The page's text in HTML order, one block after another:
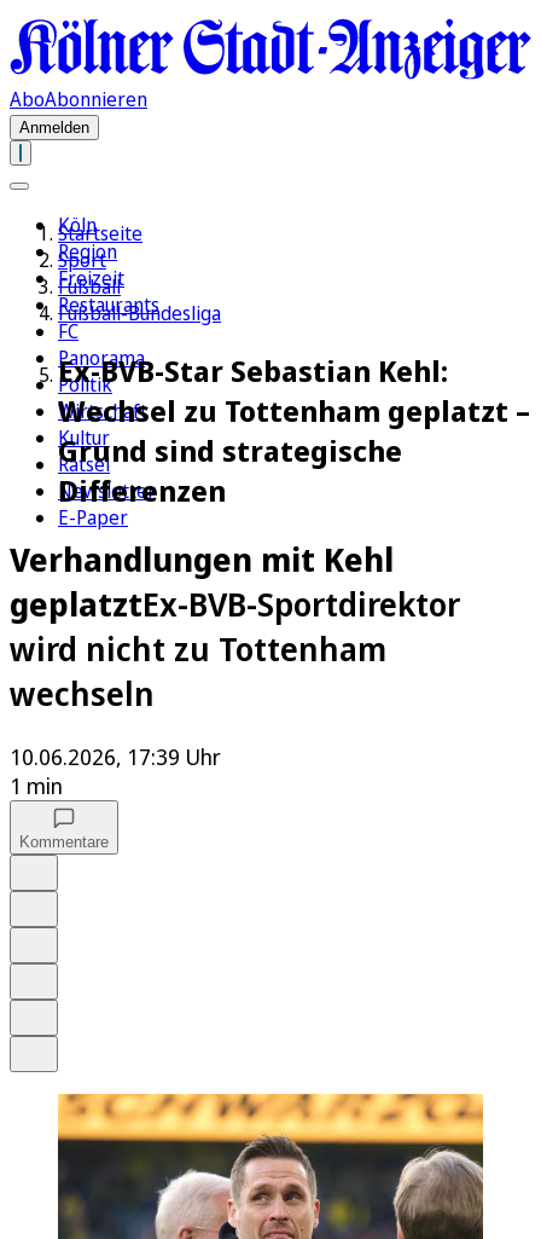
AboAbonnieren
Anmelden
Köln
Region
Freizeit
Restaurants
FC
Panorama
Politik
Wirtschaft
Kultur
Rätsel
Newsletter
E-Paper
Startseite
Sport
Fußball
Fußball-Bundesliga
Ex-BVB-Star Sebastian Kehl:
Wechsel zu Tottenham geplatzt –
Grund sind strategische
Differenzen
Verhandlungen mit Kehl
geplatztEx-BVB-Sportdirektor
wird nicht zu Tottenham
wechseln
10.06.2026, 17:39 Uhr
1 min
Kommentare